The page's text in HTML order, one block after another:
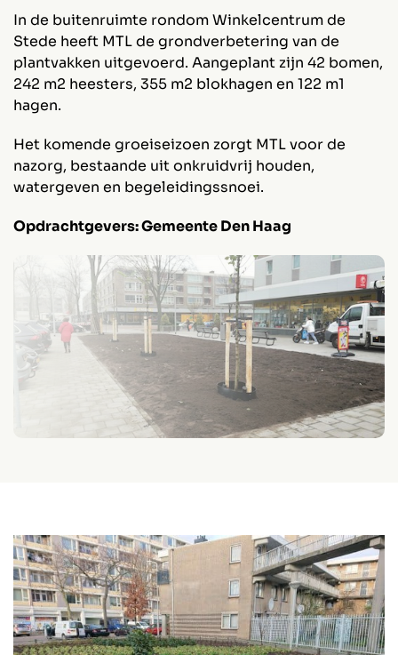
In de buitenruimte rondom Winkelcentrum de
Stede heeft MTL de grondverbetering van de
plantvakken uitgevoerd. Aangeplant zijn 42 bomen,
242 m2 heesters, 355 m2 blokhagen en 122 m1
hagen.
Het komende groeiseizoen zorgt MTL voor de
nazorg, bestaande uit onkruidvrij houden,
watergeven en begeleidingssnoei.
Opdrachtgevers: Gemeente Den Haag